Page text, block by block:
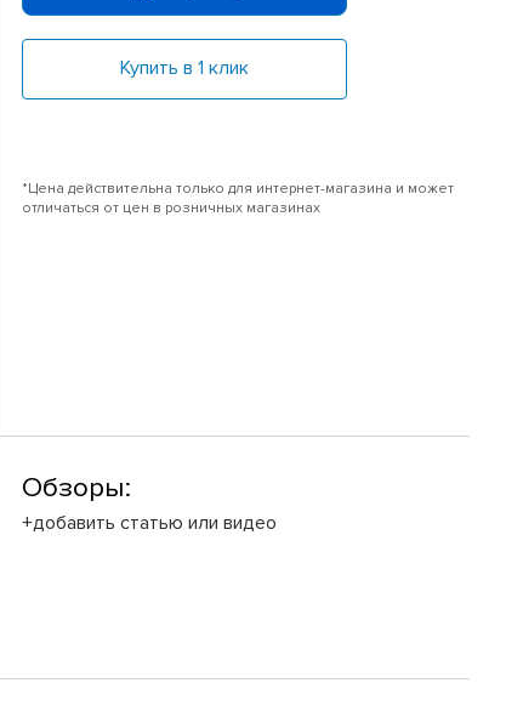
Купить в 1 клик
*Цена действительна только для интернет-магазина и может
отличаться от цен в розничных магазинах
Обзоры:
+добавить статью или видео